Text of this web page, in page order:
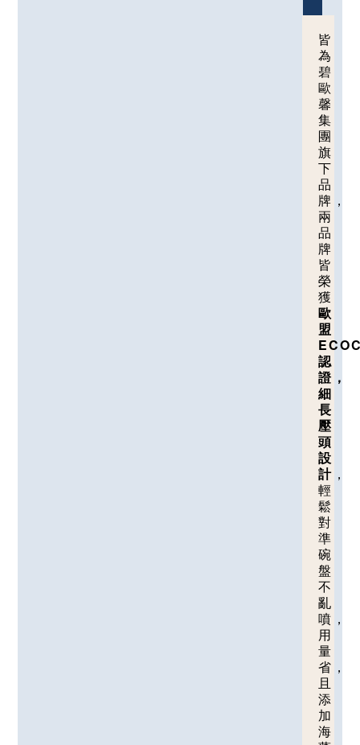
皆
為
碧
歐
馨
集
團
旗
下
品
牌，
兩
品
牌
皆
榮
獲
歐
盟
認
證，
細
長
壓
頭
設
計 ，
輕
鬆
對
準
碗
盤
不
亂
噴，
用
量
省，
且
添
加
海